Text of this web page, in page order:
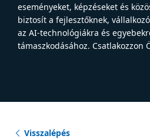
eseményeket, képzéseket és
biztosít a fejlesztőknek,
az AI-technológiákra és
támaszkodásához. Csatlakozzon
Visszalépés